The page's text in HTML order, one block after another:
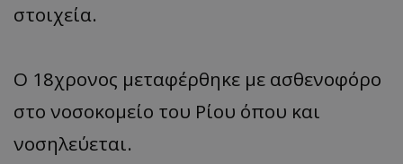
στοιχεία.
Ο 18χρονος μεταφέρθηκε με ασθενοφόρο
στο νοσοκομείο του Ρίου όπου και
νοσηλεύεται.